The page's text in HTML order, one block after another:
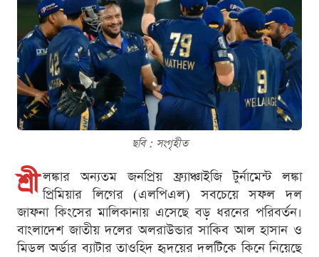
ছবি : সংগৃহীত
শ্রী লঙ্কার অন্যতম জনপ্রিয় ফ্র্যাঞ্চাইজি টুর্নামেন্ট লঙ্কা
প্রিমিয়ার লিগের (এলপিএল) সবচেয়ে সফল দল
জাফনা কিংসের মালিকানায় এসেছে বড় ধরনের পরিবর্তন।
বাংলাদেশ জাতীয় দলের অলরাউন্ডার সাকিব আল হাসান ও
মিডল অর্ডার ব্যাটার তাওহিদ হৃদয়ের দলটিকে কিনে নিয়েছে